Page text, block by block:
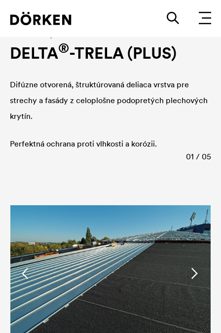
DELTA®-TRELA (PLUS)
Difúzne otvorená, štruktúrovaná deliaca vrstva pre
strechy a fasády z celoplošne podopretých plechových
krytín.
Perfektná ochrana proti vlhkosti a korózii.
01 / 05